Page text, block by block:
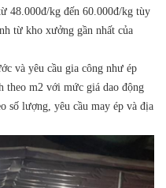
48.000đ/kg đến 60.000đ/kg tùy
từ kho xưởng gần nhất của
và yêu cầu gia công như ép
theo m2 với mức giá dao động
số lượng, yêu cầu may ép và địa